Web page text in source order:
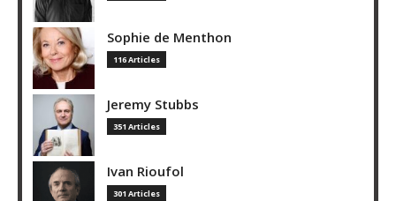
Sophie de Menthon
116 Articles
Jeremy Stubbs
351 Articles
Ivan Rioufol
301 Articles